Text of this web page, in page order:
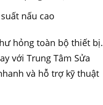
nấu cao
hỏng toàn bộ thiết bị.
với Trung Tâm Sửa
và hỗ trợ kỹ thuật